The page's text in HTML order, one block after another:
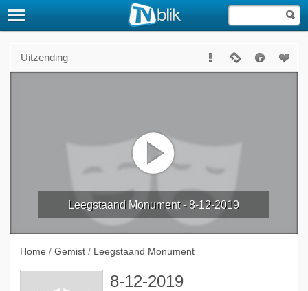
Uitzending
Leegstaand Monument - 8-12-2019
Home / Gemist / Leegstaand Monument
8-12-2019